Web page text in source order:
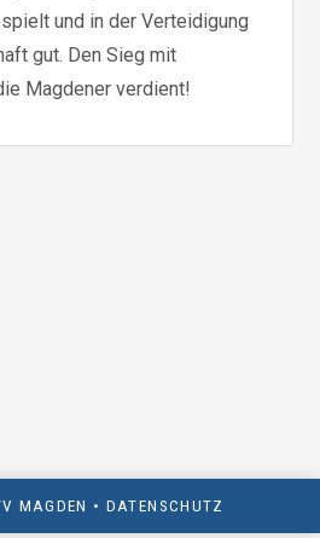
und in der Verteidigung
gut. Den Sieg mit
Magdener verdient!
MAGDEN • DATENSCHUTZ